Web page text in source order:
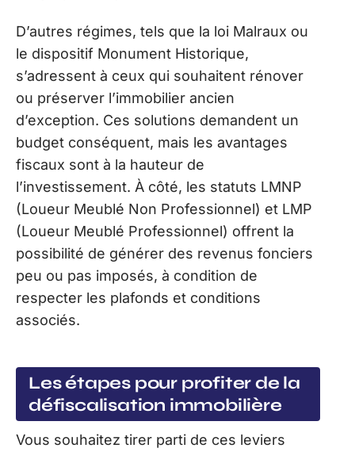
D’autres régimes, tels que la loi Malraux ou
le dispositif Monument Historique,
s’adressent à ceux qui souhaitent rénover
ou préserver l’immobilier ancien
d’exception. Ces solutions demandent un
budget conséquent, mais les avantages
fiscaux sont à la hauteur de
l’investissement. À côté, les statuts LMNP
(Loueur Meublé Non Professionnel) et LMP
(Loueur Meublé Professionnel) offrent la
possibilité de générer des revenus fonciers
peu ou pas imposés, à condition de
respecter les plafonds et conditions
associés.
Les étapes pour profiter de la
défiscalisation immobilière
Vous souhaitez tirer parti de ces leviers